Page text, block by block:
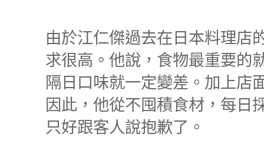
由於江仁傑過去在日本料理店
求很高。他說，食物最重要的
隔日口味就一定變差。加上店
因此，他從不囤積食材，每日
只好跟客人說抱歉了。